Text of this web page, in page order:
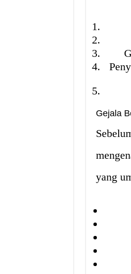
Gejala
yang